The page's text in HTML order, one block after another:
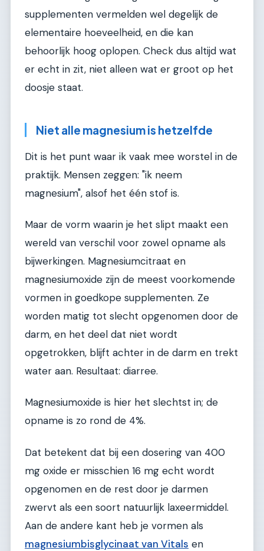
supplementen vermelden wel degelijk de
elementaire hoeveelheid, en die kan
behoorlijk hoog oplopen. Check dus altijd wat
er echt in zit, niet alleen wat er groot op het
doosje staat.
Niet alle magnesium is hetzelfde
Dit is het punt waar ik vaak mee worstel in de
praktijk. Mensen zeggen: "ik neem
magnesium", alsof het één stof is.
Maar de vorm waarin je het slipt maakt een
wereld van verschil voor zowel opname als
bijwerkingen. Magnesiumcitraat en
magnesiumoxide zijn de meest voorkomende
vormen in goedkope supplementen. Ze
worden matig tot slecht opgenomen door de
darm, en het deel dat niet wordt
opgetrokken, blijft achter in de darm en trekt
water aan. Resultaat: diarree.
Magnesiumoxide is hier het slechtst in; de
opname is zo rond de 4%.
Dat betekent dat bij een dosering van 400
mg oxide er misschien 16 mg echt wordt
opgenomen en de rest door je darmen
zwervt als een soort natuurlijk laxeermiddel.
Aan de andere kant heb je vormen als
magnesiumbisglycinaat van Vitals en